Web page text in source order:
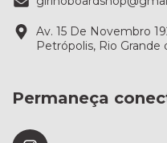
Av. 15 De Novembro
Petrópolis, Rio Grande
Permaneça